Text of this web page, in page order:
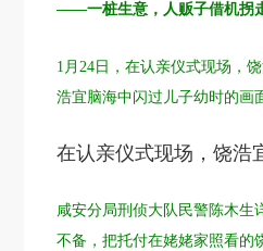
——一桩生意，人贩子借机拐
1月24日，在认亲仪式现场，
浩宜脑海中闪过儿子幼时的画
在认亲仪式现场，饶浩
咸安分局刑侦大队民警陈木生
不备，把托付在姥姥家照看的